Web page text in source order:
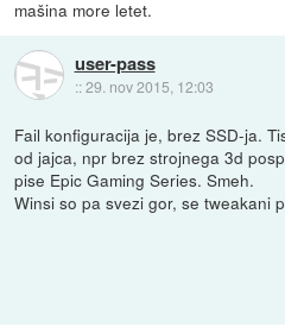
mašina more letet.
user-pass
::29. nov 2015, 12:03
Fail konfiguracija je, brez SSD-ja.
od jajca, npr brez strojnega 3d
pise Epic Gaming Series. Smeh.
Winsi so pa svezi gor, se tweakani